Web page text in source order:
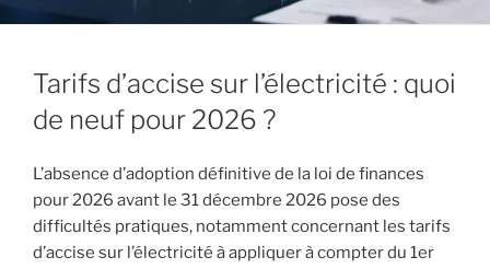
Tarifs d’accise sur l’électricité : quoi
de neuf pour 2026 ?
L’absence d’adoption définitive de la loi de finances
pour 2026 avant le 31 décembre 2026 pose des
difficultés pratiques, notamment concernant les tarifs
d’accise sur l’électricité à appliquer à compter du 1er